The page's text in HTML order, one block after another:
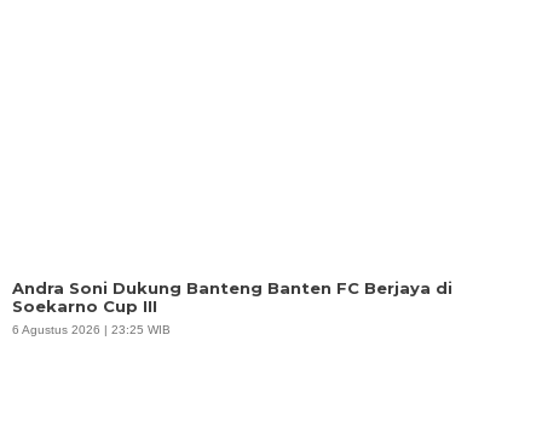
Andra Soni Dukung Banteng Banten FC Berjaya di
Soekarno Cup III
6 Agustus 2026 | 23:25 WIB